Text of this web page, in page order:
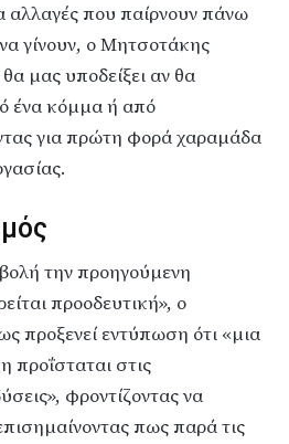
αλλαγές που παίρνουν πάνω
γίνουν, ο Μητσοτάκης
μας υποδείξει αν θα
ένα κόμμα ή από
για πρώτη φορά χαραμάδα
την προηγούμενη
προοδευτική», ο
προξενεί εντύπωση ότι «μια
προΐσταται στις
φροντίζοντας να
πως παρά τις